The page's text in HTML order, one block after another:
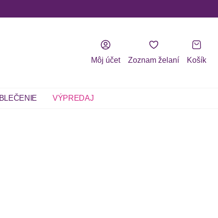
Môj účet Zoznam želaní Košík
VÝPREDAJ